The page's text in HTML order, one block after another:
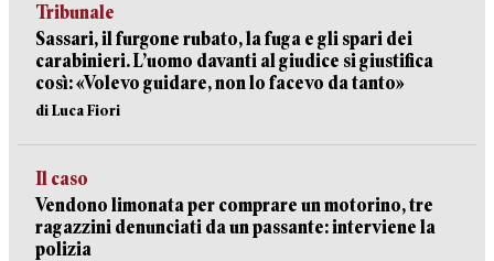
Tribunale
Sassari, il furgone rubato, la fuga e gli spari dei
carabinieri. L’uomo davanti al giudice si giustifica
così: «Volevo guidare, non lo facevo da tanto»
di Luca Fiori
Il caso
Vendono limonata per comprare un motorino, tre
ragazzini denunciati da un passante: interviene la
polizia